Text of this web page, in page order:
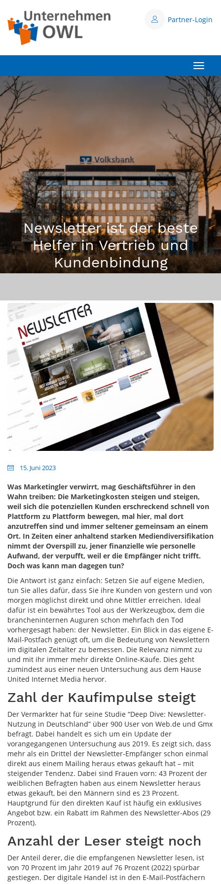
Partner-Login
Newsletter ist der beste
Helfer in Vertrieb und
Kundenbindung
15. Juni 2023
Was Marketingler verwirrt, mag Geschäftsführer in den
Wahn treiben: Die Marketingkosten steigen und steigen,
weil sich die potenziellen Kunden erschreckend schnell von
Plattform zu Plattform bewegen, mal hier, mal dort
anzutreffen sind und immer seltener gemeinsam an einem
Ort. In Zeiten einer anhaltend starken Mediendiversifikation
nimmt der Overspill zu, jener finanzielle wie personelle
Aufwand, der verpufft, weil er die Empfänger nicht trifft.
Doch was kann man dagegen tun?
Die Antwort ist ganz einfach: Setzen Sie auf eigene Medien,
tun Sie alles dafür, dass Sie ihre Kunden von gestern und von
morgen möglichst direkt und ohne Mittler erreichen. Ideal
dafür ist ein bewährtes Tool aus der Werkzeugbox, dem die
brancheninternen Auguren schon mehrfach den Tod
vorhergesagt haben: der Newsletter. Ein Blick in das eigene E-
Mail-Postfach genügt oft, um die Bedeutung von Newslettern
im digitalen Zeitalter zu bemessen. Die Relevanz nimmt zu
und mit ihr immer mehr direkte Online-Käufe. Dies geht
zumindest aus einer neuen Untersuchung aus dem Hause
United Internet Media hervor.
Zahl der Kaufimpulse steigt
Der Vermarkter hat für seine Studie “Deep Dive: Newsletter-
Nutzung in Deutschland” über 900 User von Web.de und Gmx
befragt. Dabei handelt es sich um ein Update der
vorangegangenen Untersuchung aus 2019. Es zeigt sich, dass
mehr als ein Drittel der Newsletter-Empfänger schon einmal
direkt aus einem Mailing heraus etwas gekauft hat – mit
steigender Tendenz. Dabei sind Frauen vorn: 43 Prozent der
weiblichen Befragten haben aus einem Newsletter heraus
etwas gekauft, bei den Männern sind es 23 Prozent.
Hauptgrund für den direkten Kauf ist häufig ein exklusives
Angebot bzw. ein Rabatt im Rahmen des Newsletter-Abos (29
Prozent).
Anzahl der Leser steigt noch
Der Anteil derer, die die empfangenen Newsletter lesen, ist
von 70 Prozent im Jahr 2019 auf 76 Prozent (2022) spürbar
gestiegen. Der digitale Handel ist in den E-Mail-Postfächern